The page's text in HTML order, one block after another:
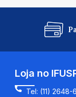
Loja no
Tel: (11) 2648-